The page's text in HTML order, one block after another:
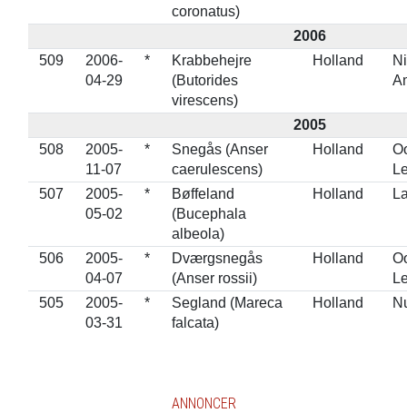
coronatus)
2006
509
2006-
04-29
*
Krabbehejre
(Butorides
virescens)
Holland
2005
508
2005-
11-07
*
Snegås (Anser
caerulescens)
Holland
507
2005-
05-02
*
Bøffeland
(Bucephala
albeola)
Holland
506
2005-
04-07
*
Dværgsnegås
(Anser rossii)
Holland
505
2005-
03-31
*
Segland (Mareca
falcata)
Holland
ANNONCER